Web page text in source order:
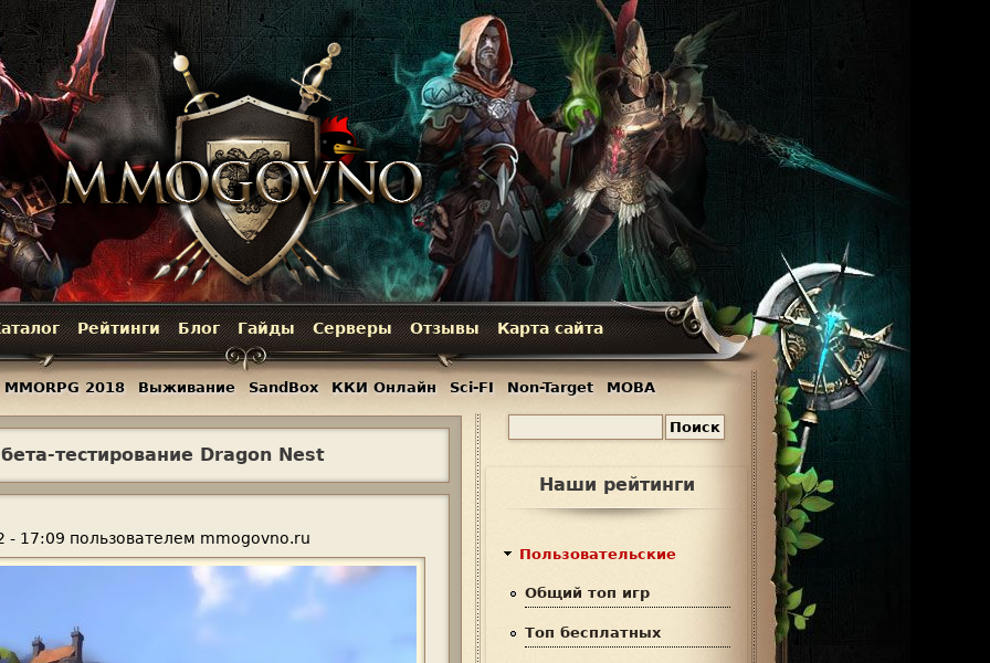
Jump to navigation
тестирование Dragon Nest
- 17:09 пользователем mmogovno.ru
Рейтинги Блог Гайды Серверы Отзывы Карта сайта
MMORPG 2018 Выживание SandBox ККИ Онлайн Sci-FI Non-Target MOBA
Наши рейтинги
Пользовательские
Общий топ игр
Топ бесплатных